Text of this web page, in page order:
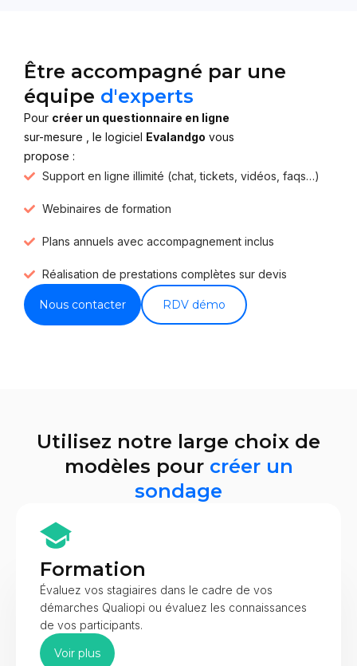
Être accompagné par une
équipe d'experts
Pour créer un questionnaire en ligne
sur-mesure , le logiciel Evalandgo vous
propose :
Support en ligne illimité (chat, tickets, vidéos, faqs…)
Webinaires de formation
Plans annuels avec accompagnement inclus
Réalisation de prestations complètes sur devis
Nous contacter RDV démo
Utilisez notre large choix de
modèles pour créer un
sondage
Formation
Évaluez vos stagiaires dans le cadre de vos
démarches Qualiopi ou évaluez les connaissances
de vos participants.
Voir plus